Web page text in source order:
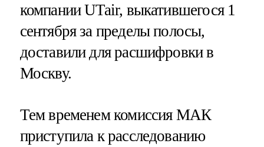
компании UTair, выкатившегося 1
сентября за пределы полосы,
доставили для расшифровки в
Москву.
Тем временем комиссия МАК
приступила к расследованию